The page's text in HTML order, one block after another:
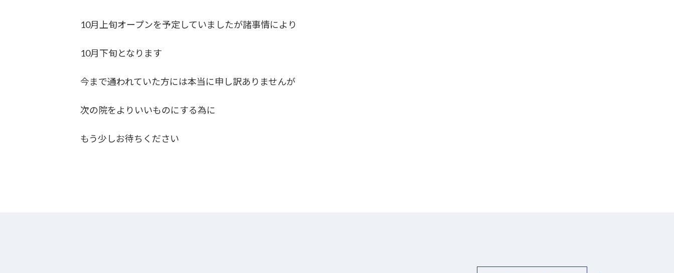
10月上旬オープンを予定していましたが諸事情により
10月下旬となります
今まで通われていた方には本当に申し訳ありませんが
次の院をよりいいものにする為に
もう少しお待ちください